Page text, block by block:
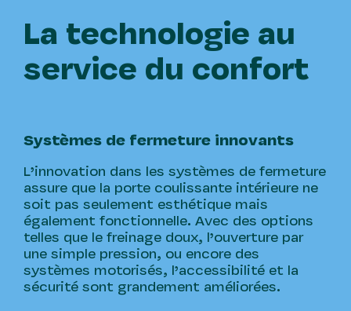
La technologie au
service du confort
Systèmes de fermeture innovants
L’innovation dans les systèmes de fermeture
assure que la porte coulissante intérieure ne
soit pas seulement esthétique mais
également fonctionnelle. Avec des options
telles que le freinage doux, l’ouverture par
une simple pression, ou encore des
systèmes motorisés, l’accessibilité et la
sécurité sont grandement améliorées.